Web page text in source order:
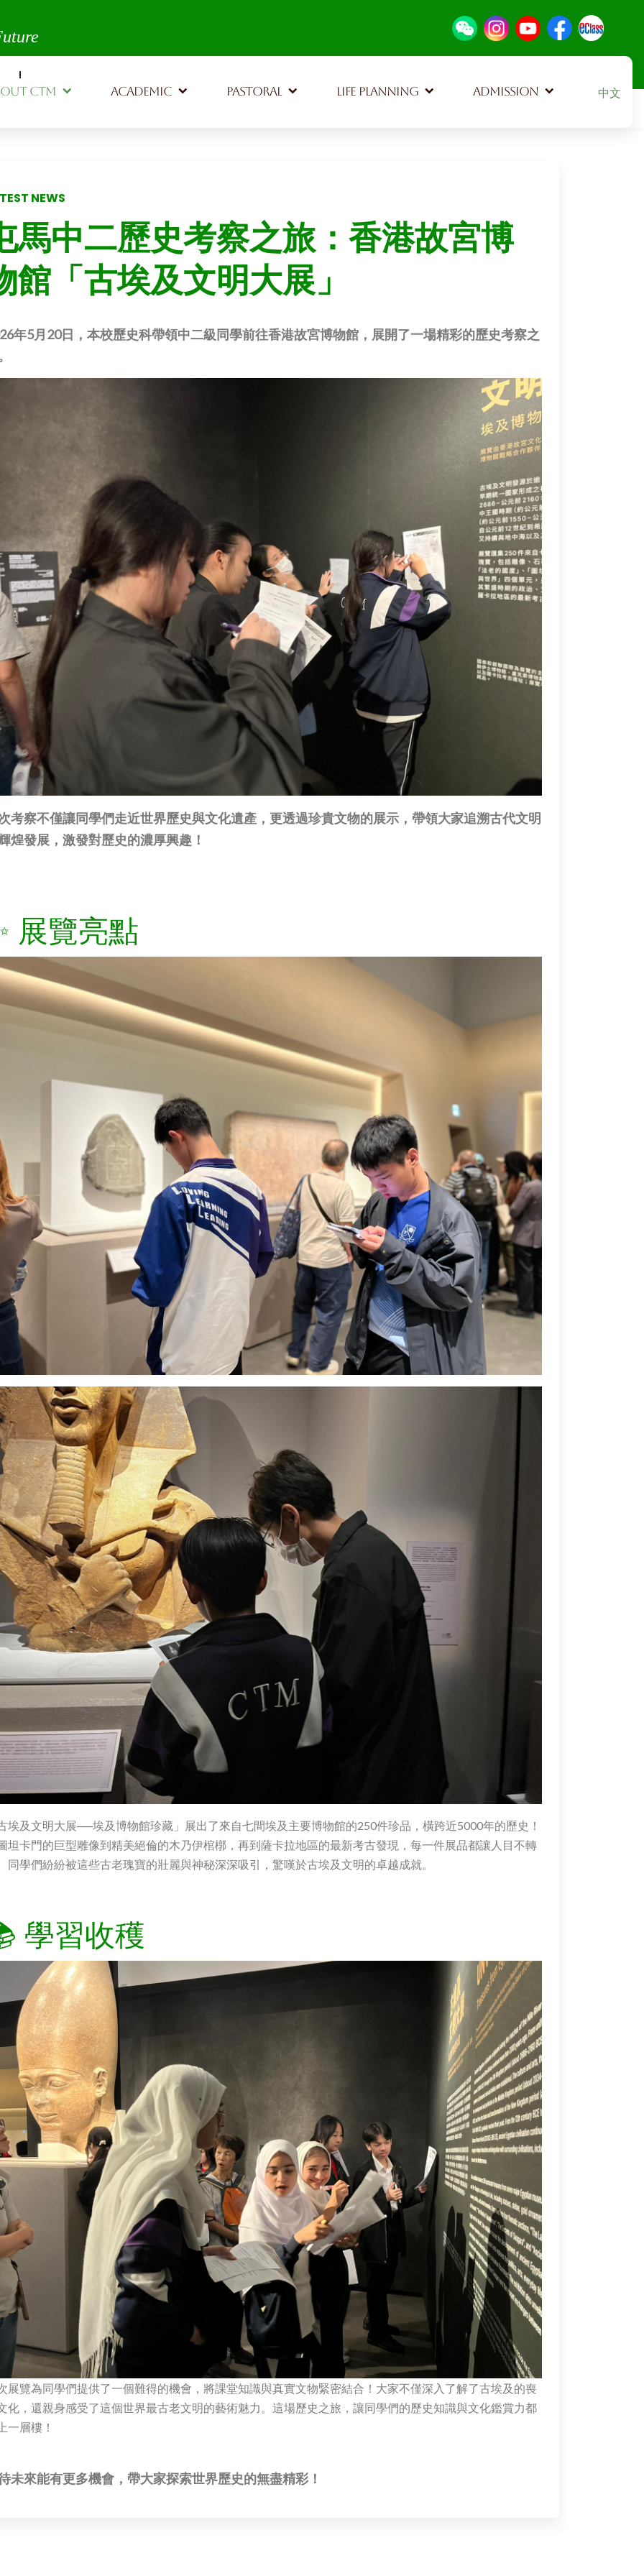
CTM ACADEMIC PASTORAL LIFE PLANNING ADMISSION Select
中文
NEWS
馬中二歷史考察之旅：香港故宮博
館「古埃及文明大展」
年5月20日，本校歷史科帶領中二級同學前往香港故宮博物館，展開了一場精彩的歷史考察之
考察不僅讓同學們走近世界歷史與文化遺產，更透過珍貴文物的展示，帶領大家追溯古代文明
煌發展，激發對歷史的濃厚興趣！
展覽亮點
埃及文明大展──埃及博物館珍藏」展出了來自七間埃及主要博物館的250件珍品，橫跨近5000年的歷史！
坦卡門的巨型雕像到精美絕倫的木乃伊棺槨，再到薩卡拉地區的最新考古發現，每一件展品都讓人目不轉
同學們紛紛被這些古老瑰寶的壯麗與神秘深深吸引，驚嘆於古埃及文明的卓越成就。
學習收穫
展覽為同學們提供了一個難得的機會，將課堂知識與真實文物緊密結合！大家不僅深入了解了古埃及的喪
化，還親身感受了這個世界最古老文明的藝術魅力。這場歷史之旅，讓同學們的歷史知識與文化鑑賞力都
一層樓！
未來能有更多機會，帶大家探索世界歷史的無盡精彩！